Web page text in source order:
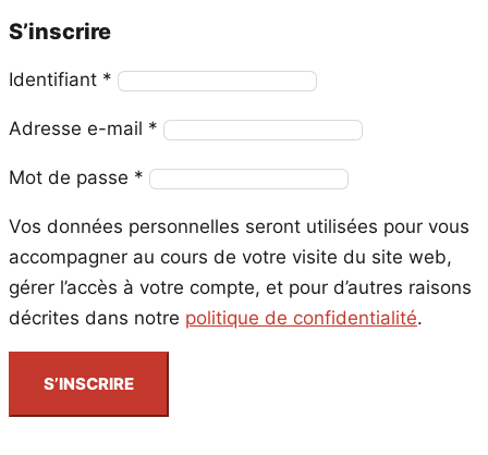
S’inscrire
Identifiant * Obligatoire
Adresse e-mail * Obligatoire
Mot de passe * Obligatoire
Vos données personnelles seront utilisées pour vous
accompagner au cours de votre visite du site web,
gérer l’accès à votre compte, et pour d’autres raisons
décrites dans notre politique de confidentialité.
S’INSCRIRE